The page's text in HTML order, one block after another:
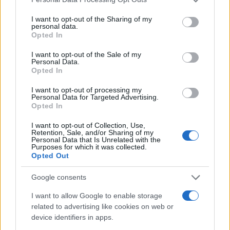
not limited to your visit or usage behaviour. You may click to
grant or deny consent to Google and its third-party tags to
use your data for below specified purposes in below Google
consent section.
I want to opt-out of the Sharing of my
personal data.
Opted In
I want to opt-out of the Sale of my
Personal Data.
Opted In
I want to opt-out of processing my
Personal Data for Targeted Advertising.
Opted In
I want to opt-out of Collection, Use,
Retention, Sale, and/or Sharing of my
Personal Data that Is Unrelated with the
Purposes for which it was collected.
Opted Out
Google consents
I want to allow Google to enable storage
related to advertising like cookies on web or
device identifiers in apps.
Διαβάστε περισσότερα
Λεκάκης για όσους
αποχώρησαν: Να πάνε
στο καλό και θα